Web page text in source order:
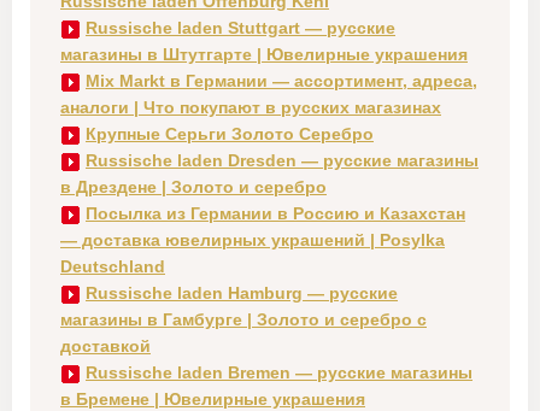
Russische laden Stuttgart — русские
магазины в Штутгарте | Ювелирные украшения
Mix Markt в Германии — ассортимент, адреса,
аналоги | Что покупают в русских магазинах
Крупные Серьги Золото Серебро
Russische laden Dresden — русские магазины
в Дрездене | Золото и серебро
Посылка из Германии в Россию и Казахстан
— доставка ювелирных украшений | Posylka
Deutschland
Russische laden Hamburg — русские
магазины в Гамбурге | Золото и серебро с
доставкой
Russische laden Bremen — русские магазины
в Бремене | Ювелирные украшения